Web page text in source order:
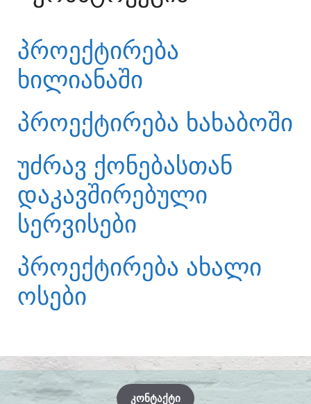
ᲞᲠᲝᲔᲥᲢᲘᲠᲔᲑᲐ
ᲮᲘᲚᲘᲐᲜᲐᲨᲘ
ᲞᲠᲝᲔᲥᲢᲘᲠᲔᲑᲐ ᲮᲐᲮᲐᲑᲝᲨᲘ
ᲣᲫᲠᲐᲕ ᲥᲝᲜᲔᲑᲐᲡᲗᲐᲜ
ᲓᲐᲙᲐᲕᲨᲘᲠᲔᲑᲣᲚᲘ
ᲡᲔᲠᲕᲘᲡᲔᲑᲘ
ᲞᲠᲝᲔᲥᲢᲘᲠᲔᲑᲐ ᲐᲮᲐᲚᲘ
ᲝᲡᲔᲑᲘ
ᲙᲝᲜᲢᲐᲥᲢᲘ